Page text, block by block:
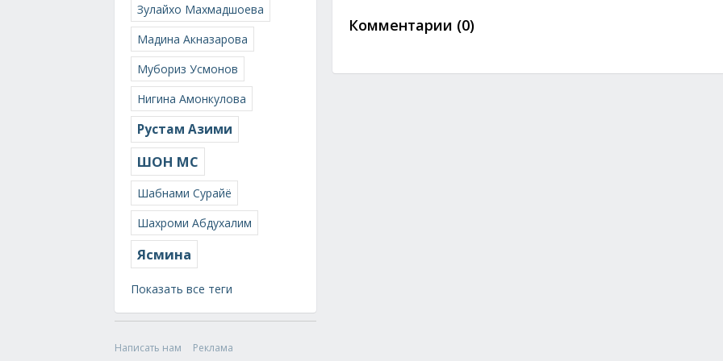
Зулайхо Махмадшоева
Мадина Акназарова
Мубориз Усмонов
Нигина Амонкулова
Рустам Азими
ШОН МС
Шабнами Сурайё
Шахроми Абдухалим
Ясмина
Показать все теги
Написать нам
Реклама
Комментарии (0)